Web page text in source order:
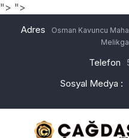
"> ">
Adres
Osman Kavuncu
Telefon
Sosyal Medya :